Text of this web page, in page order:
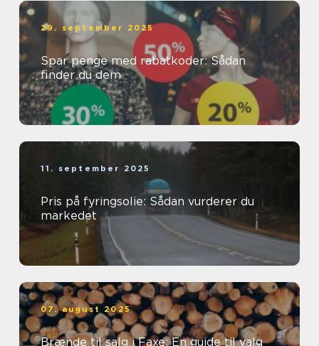
29. september 2025
Spar penge med rabatkoder: Sådan
finder du dem
11. september 2025
Pris på fyringsolie: Sådan vurderer du
markedet
07. august 2025
Brænde til salg i Faxe: En guide til valg